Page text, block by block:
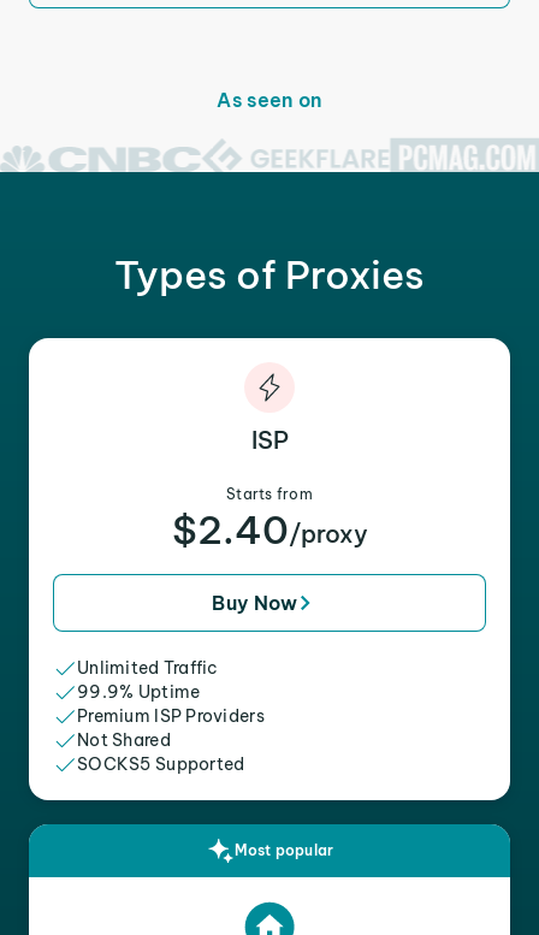
As seen on
Types of Proxies
ISP
Starts from
$2.40/proxy
Buy Now
Unlimited Traffic
99.9% Uptime
Premium ISP Providers
Not Shared
SOCKS5 Supported
Most popular